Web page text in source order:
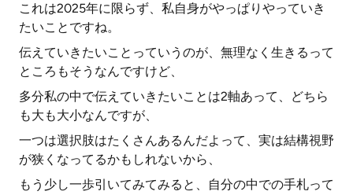
これは2025年に限らず、私自身がやっぱりやっていき
たいことですね。
伝えていきたいことっていうのが、無理なく生きるって
ところもそうなんですけど、
多分私の中で伝えていきたいことは2軸あって、どちら
も大も大小なんですが、
一つは選択肢はたくさんあるんだよって、実は結構視野
が狭くなってるかもしれないから、
もう少し一歩引いてみてみると、自分の中での手札って